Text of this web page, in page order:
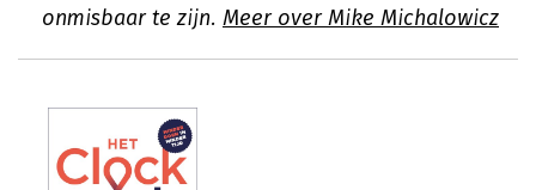
onmisbaar te zijn. Meer over Mike Michalowicz